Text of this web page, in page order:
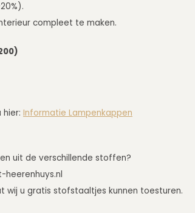
compleet te maken.
Informatie Lampenkappen
uit de verschillende stoffen?
heerenhuys.nl
wij u gratis stofstaaltjes kunnen toesturen.